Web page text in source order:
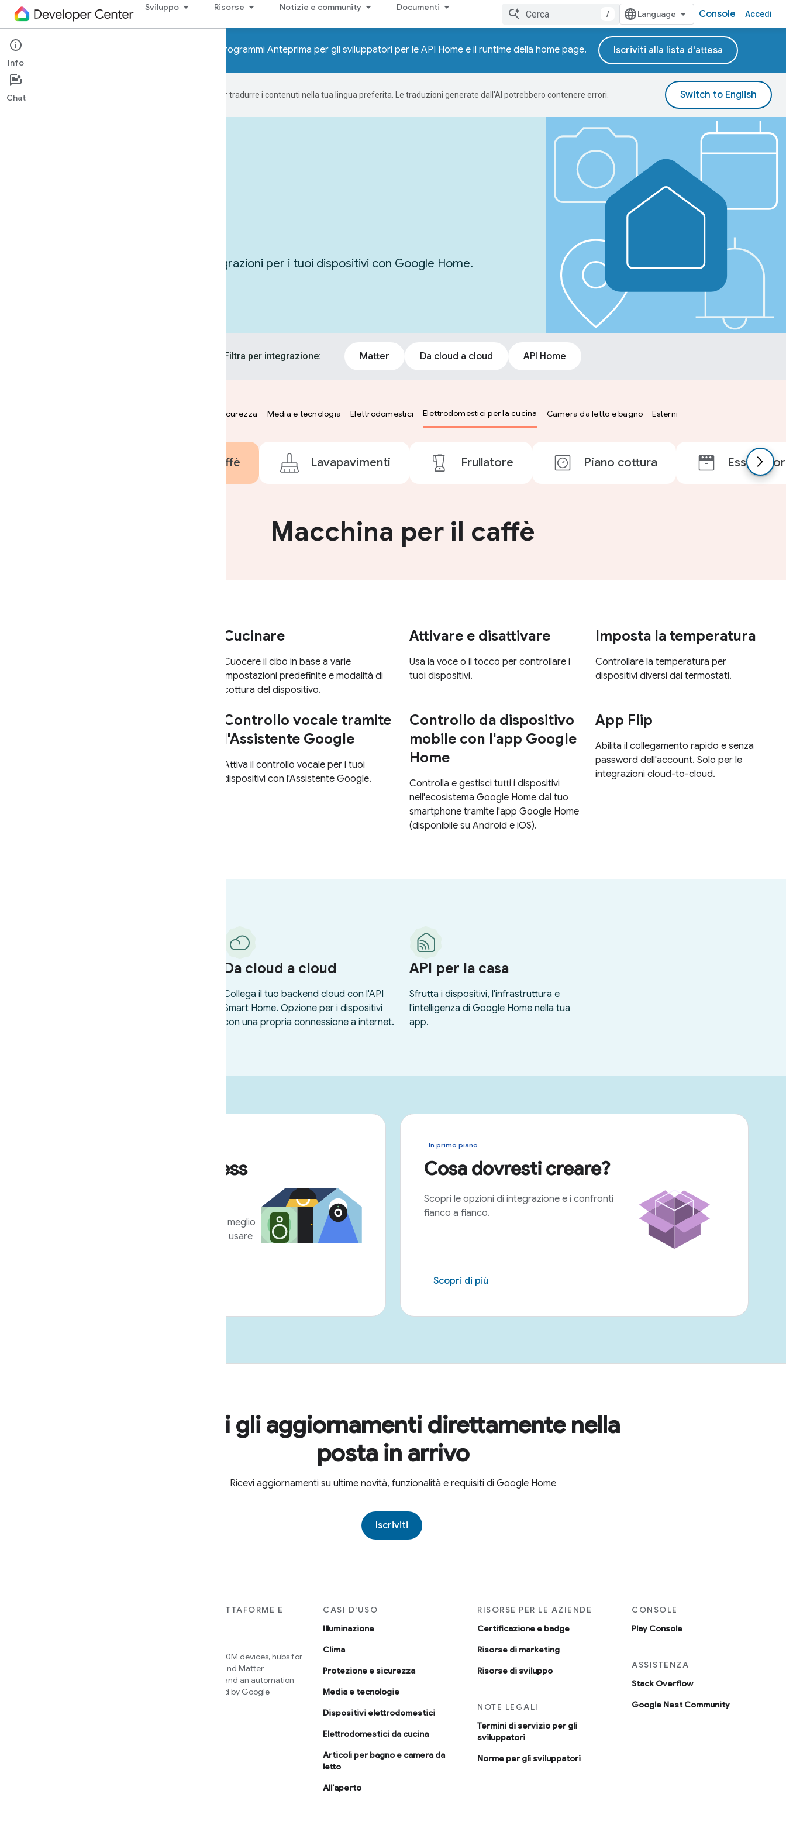
Sviluppo Risorse Notizie e community Documenti
/ Console Accedi
Avviso. A breve verranno implementati i programmi Anteprima per gli sviluppatori per le API Home e il runtime della home page. Iscriviti alla lista d'attesa
Google utilizza la tecnologia AI per tradurre i contenuti nella tua lingua preferita. Le traduzioni generate dall'AI potrebbero contenere errori.
Lasciati ispirare esplorando le integrazioni per i tuoi dispositivi con Google Home.
Risorse per il business
Strumenti e programmi per sfruttare al meglio
la tua integrazione e aiutare gli utenti a usare
In primo piano
Cosa dovresti creare?
Scopri le opzioni di integrazione e i confronti
fianco a fianco.
Scopri di più
Ricevi gli aggiornamenti direttamente nella
posta in arrivo
Ricevi aggiornamenti su ultime novità, funzionalità e requisiti di Google Home
Iscriviti
PER APP, PIATTAFORME E
Access over 600M devices, hubs for
Google Home and Matter
infrastructure, and an automation
engine powered by Google
CASI D'USO
Illuminazione
Clima
Protezione e sicurezza
Media e tecnologie
Dispositivi elettrodomestici
Elettrodomestici da cucina
Articoli per bagno e camera da
letto
All'aperto
RISORSE PER LE AZIENDE
Certificazione e badge
Risorse di marketing
Risorse di sviluppo
NOTE LEGALI
Termini di servizio per gli
sviluppatori
Norme per gli sviluppatori
CONSOLE
Play Console
ASSISTENZA
Stack Overflow
Google Nest Community
Info
Chat